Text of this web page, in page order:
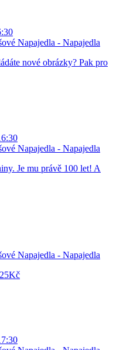
Napajedla - Napajedla
nové obrázky? Pak pro
Napajedla - Napajedla
Je mu právě 100 let! A
Napajedla - Napajedla